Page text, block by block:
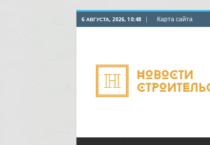
6 АВГУСТА, 2026, 10:48 Карта сайта